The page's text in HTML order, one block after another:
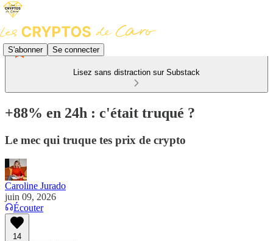
S'abonner Se connecter
Lisez sans distraction sur Substack
+88% en 24h : c'était truqué ?
Le mec qui truque tes prix de crypto
Caroline Jurado
juin 09, 2026
Écouter
14